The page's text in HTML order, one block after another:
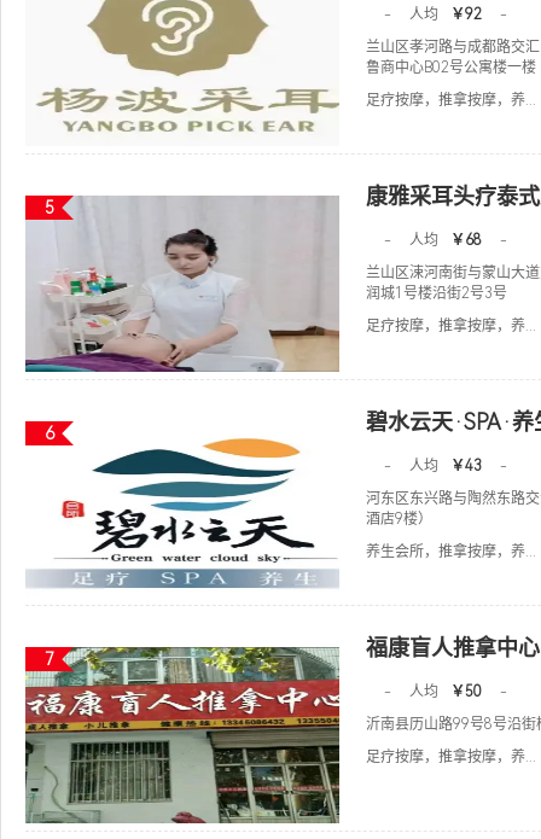
- 人均 ￥92
-
兰山区孝河路与成都路交
鲁商中心B02号公寓楼一
足疗按摩，推拿按摩，养...
5 康雅采耳头疗泰
- 人均 ￥68
-
兰山区涑河南街与蒙山大
润城1号楼沿街2号3号
足疗按摩，推拿按摩，养...
6 碧水云天·SPA·
- 人均 ￥43
-
河东区东兴路与陶然东路
酒店9楼）
养生会所，推拿按摩，养...
7 福康盲人推拿中心
- 人均 ￥50
-
沂南县历山路99号8号沿街
足疗按摩，推拿按摩，养...